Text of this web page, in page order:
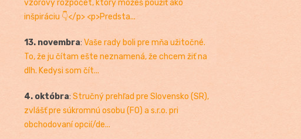
vzorový rozpočet, ktorý môžeš použiť ako
inšpiráciu 👇</p> <p>Predsta...
13. novembra: Vaše rady boli pre mňa užitočné.
To, že ju čítam ešte neznamená, že chcem žiť na
dlh. Kedysi som čít...
4. októbra: Stručný prehľad pre Slovensko (SR),
zvlášť pre súkromnú osobu (FO) a s.r.o. pri
obchodovaní opcií/de...